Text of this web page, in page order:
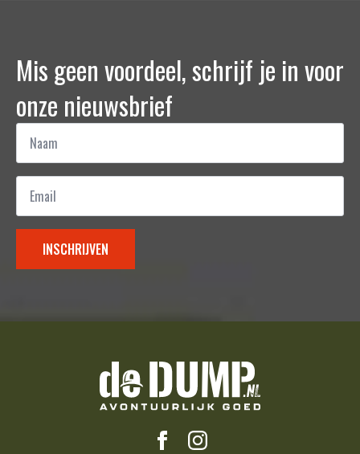
Mis geen voordeel, schrijf je in voor
onze nieuwsbrief
Naam
Email
INSCHRIJVEN